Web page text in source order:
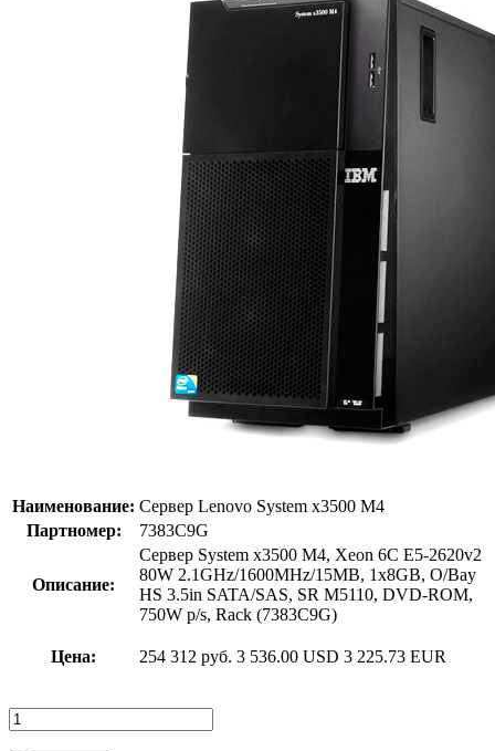
Наименование: Сервер Lenovo System x3500 M4
Партномер:
7383C9G
Описание:
Сервер System x3500 M4, Xeon 6C E5-2620v2
80W 2.1GHz/1600MHz/15MB, 1x8GB, O/Bay
HS 3.5in SATA/SAS, SR M5110, DVD-ROM,
750W p/s, Rack (7383C9G)
Цена: 254 312 руб. 3 536.00 USD 3 225.73 EUR